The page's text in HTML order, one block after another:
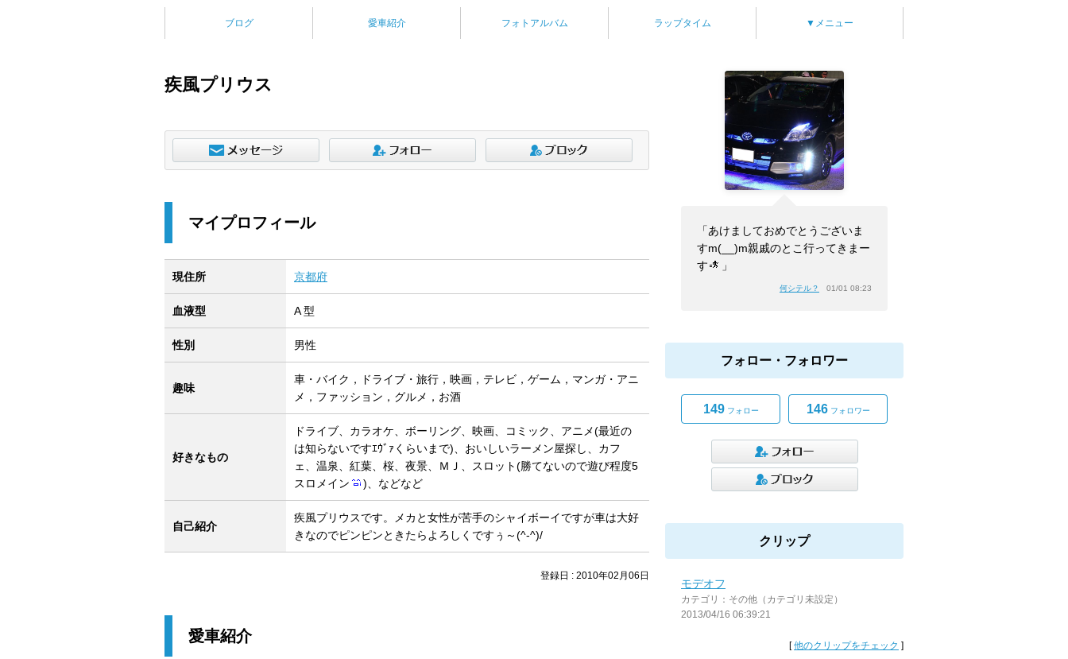
ブログ 愛車紹介 フォトアルバム ラップタイム ▼メニュー
疾風プリウス
「あけましておめでとうございま
すm(__)m親戚のとこ行ってきまー
す
」
何シテル？ 01/01 08:23
フォロー・フォロワー
149フォロー 146フォロワー
クリップ
モデオフ
カテゴリ：その他（カテゴリ未設定）
2013/04/16 06:39:21
[他のクリップをチェック ]
マイプロフィール
現住所 京都府
血液型 A 型
性別 男性
趣味
車・バイク，ドライブ・旅行，映画，テレビ，ゲーム，マンガ・アニ
メ，ファッション，グルメ，お酒
好きなもの
ドライブ、カラオケ、ボーリング、映画、コミック、アニメ(最近の
は知らないですｴｳﾞｧくらいまで)、おいしいラーメン屋探し、カフ
ェ、温泉、紅葉、桜、夜景、ＭＪ、スロット(勝てないので遊び程度5
スロメイン
)、などなど
自己紹介
疾風プリウスです。メカと女性が苦手のシャイボーイですが車は大好
きなのでピンピンときたらよろしくですぅ～(^-^)/
登録日 : 2010年02月06日
愛車紹介